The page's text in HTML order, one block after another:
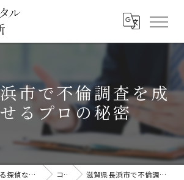
市で不倫調査を成
るプロの秘密
滋賀県で信頼出来る探偵なら滋賀クリスタル探偵事務所 コラム 滋賀県長浜市で不倫調査を成功させるプロの秘密